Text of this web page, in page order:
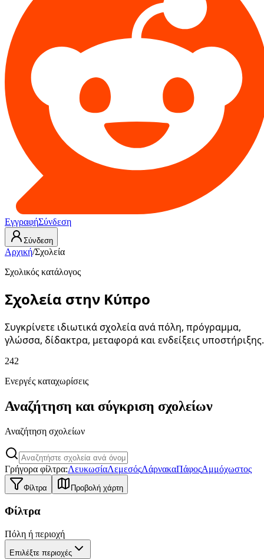
ΕγγραφήΣύνδεση
Σύνδεση
Αρχική/Σχολεία
Σχολικός κατάλογος
Σχολεία στην Κύπρο
Συγκρίνετε ιδιωτικά σχολεία ανά πόλη, πρόγραμμα,
γλώσσα, δίδακτρα, μεταφορά και ενδείξεις υποστήριξης.
242
Ενεργές καταχωρίσεις
Αναζήτηση και σύγκριση σχολείων
Αναζήτηση σχολείων
Γρήγορα φίλτρα:ΛευκωσίαΛεμεσόςΛάρνακαΠάφοςΑμμόχωστος
Φίλτρα Προβολή χάρτη
Φίλτρα
Πόλη ή περιοχή
Επιλέξτε περιοχές